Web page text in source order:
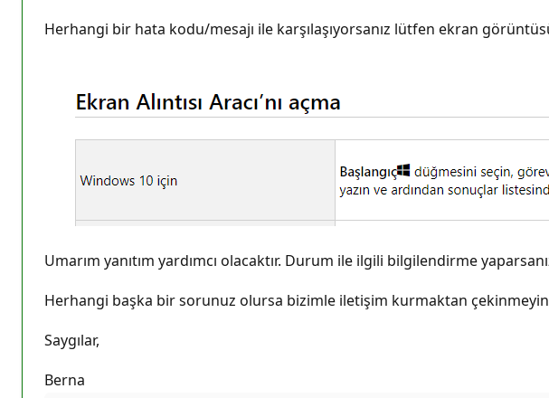
Herhangi bir hata kodu/mesajı ile karşılaşıyorsanız lütfen ekran
Umarım yanıtım yardımcı olacaktır. Durum ile ilgili bilgilendirme
Herhangi başka bir sorunuz olursa bizimle iletişim kurmaktan
Saygılar,
Berna